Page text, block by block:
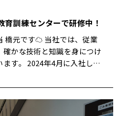
訓練センターで研修中！
当社では、従業
確かな技術と知識を身につけ
す。 2024年4月に入社した
」にて建築施工管理基礎講
工の基礎をじっくりと学ぶ